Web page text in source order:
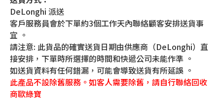
DeLonghi 派送
客戶服務員會於下單約3個工作天內聯絡顧客安排送貨事
宜 。
請注意: 此貨品的確實送貨日期由供應商（DeLonghi）直
接安排，下單時所選擇的時間和快遞公司未能作準 。
如送貨資料有任何錯漏，可能會導致送貨有所延誤 。
此產品不設除舊服務。如客人需要除舊，請自行聯絡回收
商歐綠寶